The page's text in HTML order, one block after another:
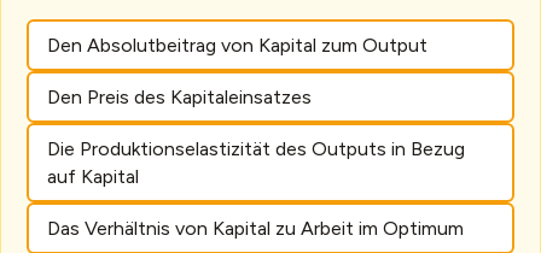
Den Absolutbeitrag von Kapital zum Output
Den Preis des Kapitaleinsatzes
Die Produktionselastizität des Outputs in Bezug
auf Kapital
Das Verhältnis von Kapital zu Arbeit im Optimum